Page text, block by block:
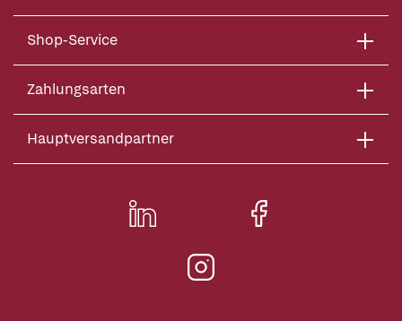
Shop-Service
Zahlungsarten
Hauptversandpartner